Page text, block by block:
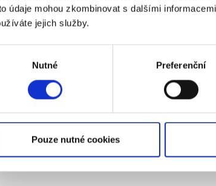
údaje mohou zkombinovat s dalšími
jejich služby.
Nutné Preferenční
Pouze nutné cookies